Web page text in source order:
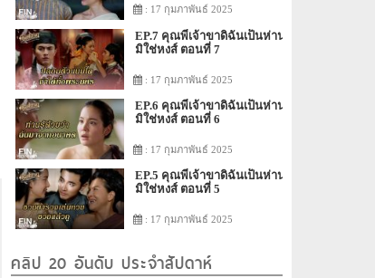
: 17 กุมภาพันธ์ 2025
EP.7 คุณพี่เจ้าขาดิฉันเป็นห่าน
มิใช่หงส์ ตอนที่ 7
: 17 กุมภาพันธ์ 2025
EP.6 คุณพี่เจ้าขาดิฉันเป็นห่าน
มิใช่หงส์ ตอนที่ 6
: 17 กุมภาพันธ์ 2025
EP.5 คุณพี่เจ้าขาดิฉันเป็นห่าน
มิใช่หงส์ ตอนที่ 5
: 17 กุมภาพันธ์ 2025
คลิป 20 อันดับ ประจำสัปดาห์